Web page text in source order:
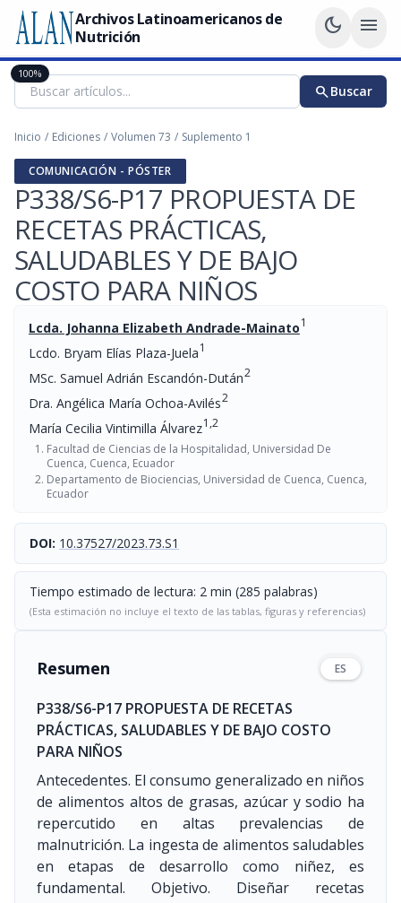
Archivos Latinoamericanos de
Nutrición
dark_mode menu
searchBuscar
Inicio / Ediciones / Volumen 73 / Suplemento 1
COMUNICACIÓN - PÓSTER
P338/S6-P17 PROPUESTA DE
RECETAS PRÁCTICAS,
SALUDABLES Y DE BAJO
COSTO PARA NIÑOS
Lcda. Johanna Elizabeth Andrade-Mainato1
Lcdo. Bryam Elías Plaza-Juela1
MSc. Samuel Adrián Escandón-Dután2
Dra. Angélica María Ochoa-Avilés2
María Cecilia Vintimilla Álvarez1,2
Facultad de Ciencias de la Hospitalidad, Universidad De
Cuenca, Cuenca, Ecuador
Departamento de Biociencias, Universidad de Cuenca, Cuenca,
Ecuador
DOI: 10.37527/2023.73.S1
Tiempo estimado de lectura: 2 min (285 palabras)
(Esta estimación no incluye el texto de las tablas, figuras y referencias)
Resumen ES
P338/S6-P17 PROPUESTA DE RECETAS
PRÁCTICAS, SALUDABLES Y DE BAJO COSTO
PARA NIÑOS
Antecedentes. El consumo generalizado en niños
de alimentos altos de grasas, azúcar y sodio ha
repercutido en altas prevalencias de
malnutrición. La ingesta de alimentos saludables
en etapas de desarrollo como niñez, es
fundamental. Objetivo. Diseñar recetas
100%